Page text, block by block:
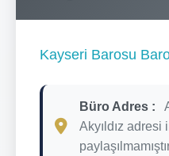
Kayseri Barosu
Büro Adres :
Akyıldız adresi